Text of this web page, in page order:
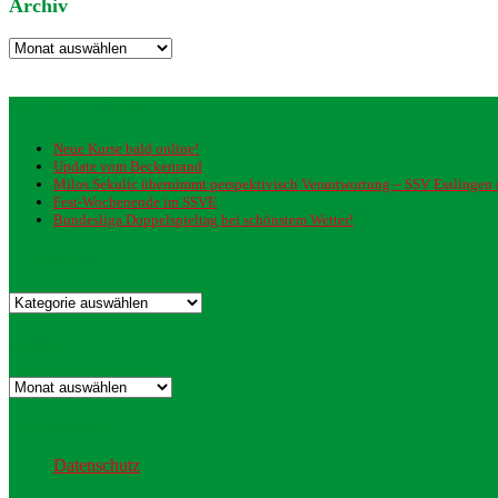
Archiv
Archiv
Neue Kurse bald online!
Update vom Beckenrand
Milos Sekulic übernimmt perspektivisch Verantwortung – SSV
Fest-Wochenende im SSVE
Bundesliga Doppelspieltag bei schönstem Wetter!
Kategorien
Archiv
Datenschutz